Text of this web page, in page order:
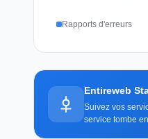
Rapports d'erreurs
Entireweb
Suivez vos
service tombe